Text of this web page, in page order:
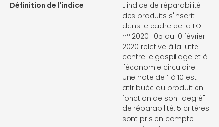
Définition de l'indice
L'indice de réparabilité
des produits s'inscrit
dans le cadre de la LOI
n° 2020-105 du 10 février
2020 relative à la lutte
contre le gaspillage et à
l'économie circulaire.
Une note de 1 à 10 est
attribuée au produit en
fonction de son "degré"
de réparabilité. 5 critères
sont pris en compte